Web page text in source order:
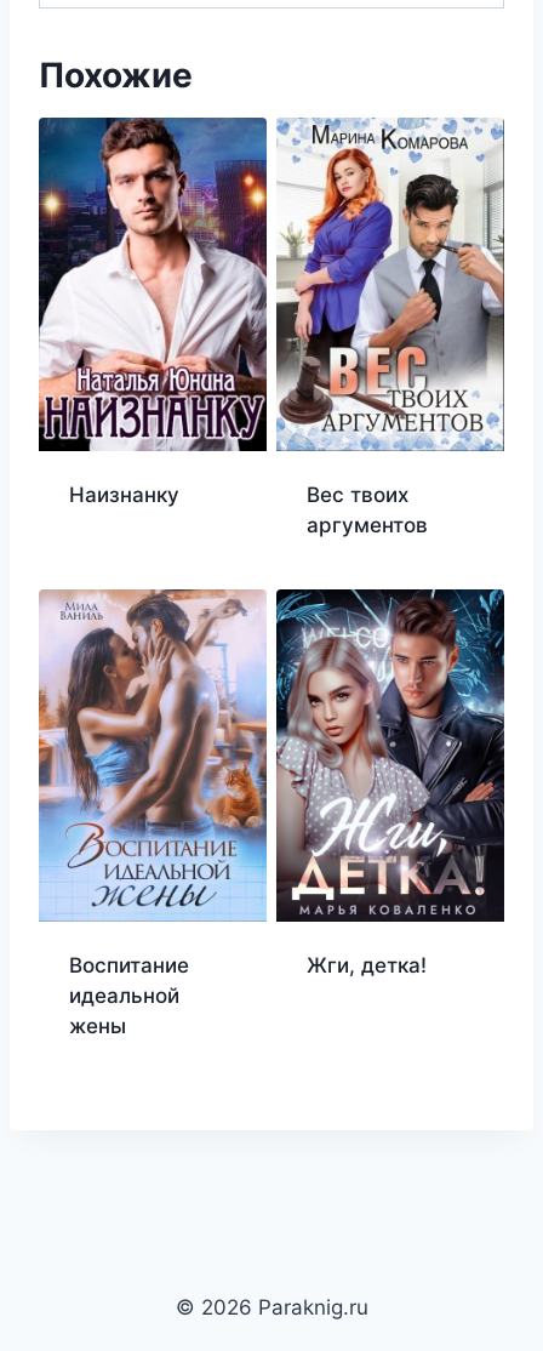
Похожие
Наизнанку
Вес твоих
аргументов
Воспитание
идеальной
жены
Жги, детка!
© 2026 Paraknig.ru